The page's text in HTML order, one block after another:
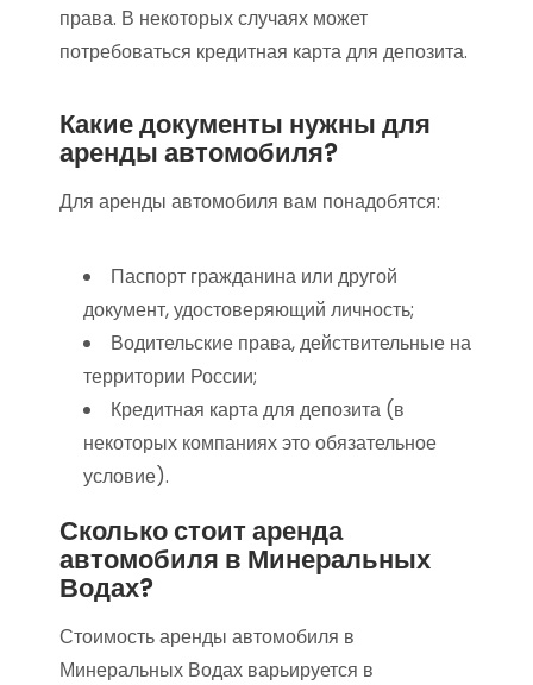
права. В некоторых случаях может
потребоваться кредитная карта для депозита.
Какие документы нужны для
аренды автомобиля?
Для аренды автомобиля вам понадобятся:
Паспорт гражданина или другой
документ, удостоверяющий личность;
Водительские права, действительные на
территории России;
Кредитная карта для депозита (в
некоторых компаниях это обязательное
условие).
Сколько стоит аренда
автомобиля в Минеральных
Водах?
Стоимость аренды автомобиля в
Минеральных Водах варьируется в